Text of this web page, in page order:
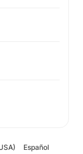
Español